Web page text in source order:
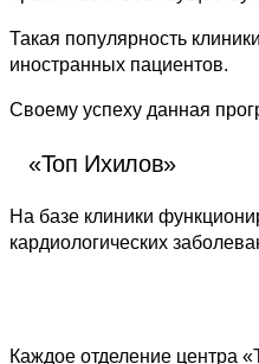
Такая популярность
иностранных пациентов.
Своему успеху данная
«Топ Ихилов»
На базе клиники
кардиологических
Каждое отделение центра